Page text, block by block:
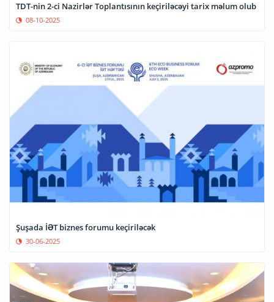
TDT-nin 2-ci Nazirlər Toplantısının keçiriləcəyi tarix məlum olub
08-10-2025
Şuşada İƏT biznes forumu keçiriləcək
30-06-2025